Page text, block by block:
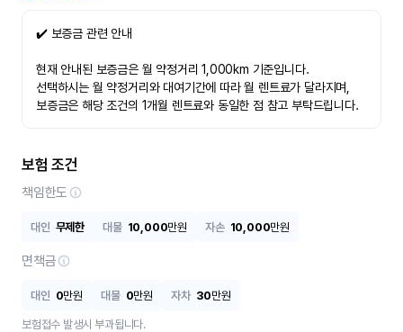
✔️ 보증금 관련 안내
현재 안내된 보증금은 월 약정거리 1,000km 기준입니다.
선택하시는 월 약정거리와 대여기간에 따라 월 렌트료가 달라지며,
보증금은 해당 조건의 1개월 렌트료와 동일한 점 참고 부탁드립니다.
보험 조건
책임한도
대인 무제한 대물 10,000만원 자손 10,000만원
면책금
대인 0만원 대물 0만원 자차 30만원
보험접수 발생시 부과됩니다.